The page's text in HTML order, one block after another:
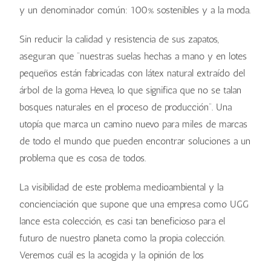
y un denominador común: 100% sostenibles y a la moda.
Sin reducir la calidad y resistencia de sus zapatos,
aseguran que “nuestras suelas hechas a mano y en lotes
pequeños están fabricadas con látex natural extraído del
árbol de la goma Hevea, lo que significa que no se talan
bosques naturales en el proceso de producción”. Una
utopía que marca un camino nuevo para miles de marcas
de todo el mundo que pueden encontrar soluciones a un
problema que es cosa de todos.
La visibilidad de este problema medioambiental y la
concienciación que supone que una empresa como UGG
lance esta colección, es casi tan beneficioso para el
futuro de nuestro planeta como la propia colección.
Veremos cuál es la acogida y la opinión de los